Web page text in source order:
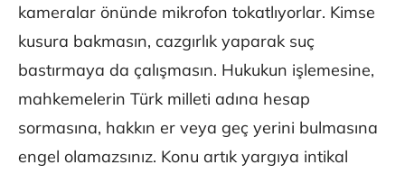
kameralar önünde mikrofon tokatlıyorlar. Kimse
kusura bakmasın, cazgırlık yaparak suç
bastırmaya da çalışmasın. Hukukun işlemesine,
mahkemelerin Türk milleti adına hesap
sormasına, hakkın er veya geç yerini bulmasına
engel olamazsınız. Konu artık yargıya intikal